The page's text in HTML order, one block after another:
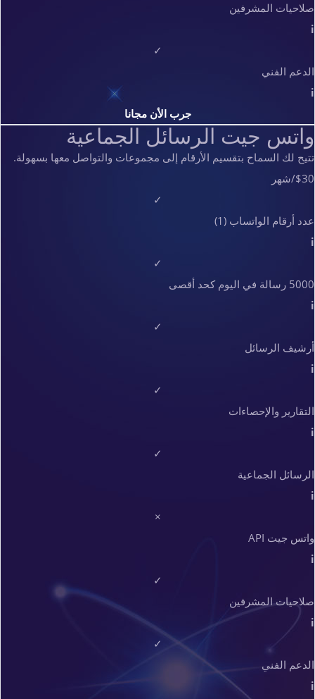
صلاحيات المشرفين
i
✓
الدعم الفني
i
جرب الأن مجانا
واتس جيت الرسائل الجماعية
تتيح لك السماح بتقسيم الأرقام إلى مجموعات والتواصل معها بسهولة.
$30/شهر
✓
عدد أرقام الواتساب (1)
i
✓
5000 رسالة في اليوم كحد أقصى
i
✓
أرشيف الرسائل
i
✓
التقارير والإحصاءات
i
✓
الرسائل الجماعية
i
×
واتس جيت API
i
✓
صلاحيات المشرفين
i
✓
الدعم الفني
i